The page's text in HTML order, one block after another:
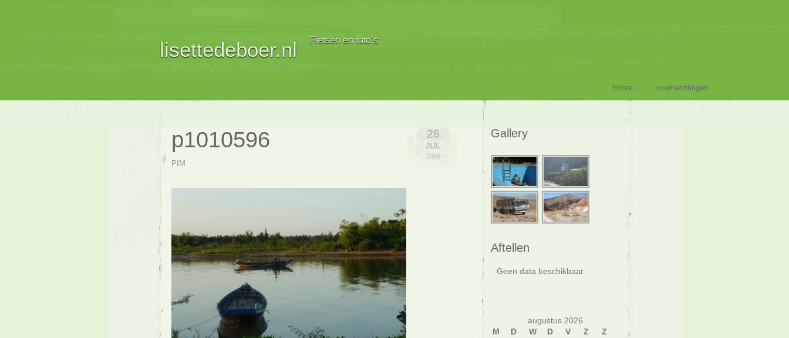
lisettedeboer.nl Fietsen en foto’s
Home overnachtingen
26
JUL
2009
p1010596
PIM
Gallery
Aftellen
Geen data beschikbaar
augustus 2026
M
D W D V Z Z